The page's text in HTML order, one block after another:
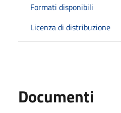
Formati disponibili
Licenza di distribuzione
Documenti